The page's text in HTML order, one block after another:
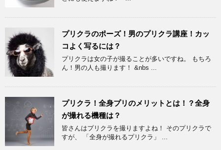
プリクラのポーズ！男のプリクラ講座！カッ
コよく写るには？
プリクラは女の子が撮ることが多いですね。 もちろ
ん！男の人も撮ります！ &nbs ...
プリクラ！全身プリのメリットとは！？全身
が撮れる機種は？
皆さんはプリクラを撮りますよね！ そのプリクラで
すが、 「全身が撮れるプリクラ」 ...